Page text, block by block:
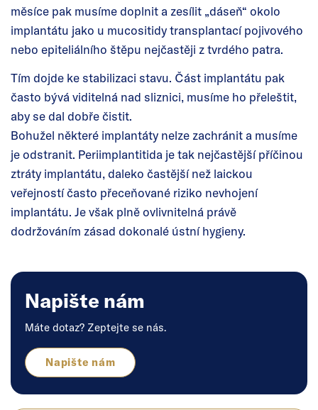
měsíce pak musíme doplnit a zesílit „dáseň“ okolo
implantátu jako u mucositidy transplantací pojivového
nebo epiteliálního štěpu nejčastěji z tvrdého patra.
Tím dojde ke stabilizaci stavu. Část implantátu pak
často bývá viditelná nad sliznici, musíme ho přeleštit,
aby se dal dobře čistit.
Bohužel některé implantáty nelze zachránit a musíme
je odstranit. Periimplantitida je tak nejčastější příčinou
ztráty implantátu, daleko častější než laickou
veřejností často přeceňované riziko nevhojení
implantátu. Je však plně ovlivnitelná právě
dodržováním zásad dokonalé ústní hygieny.
Napište nám
Máte dotaz? Zeptejte se nás.
Napište nám